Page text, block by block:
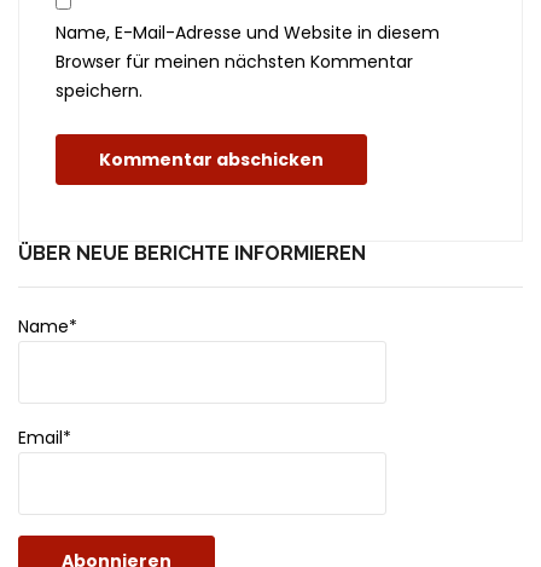
Name, E-Mail-Adresse und Website in diesem
Browser für meinen nächsten Kommentar
speichern.
ÜBER NEUE BERICHTE INFORMIEREN
Name*
Email*